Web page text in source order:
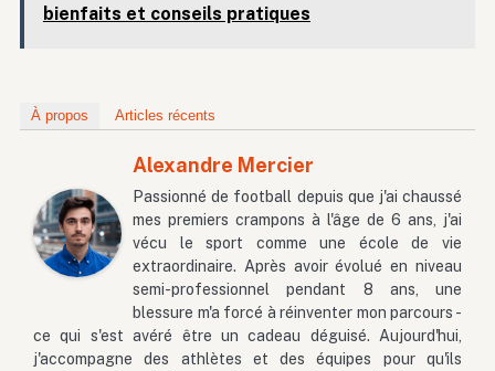
bienfaits et conseils pratiques
À propos Articles récents
Alexandre Mercier
Passionné de football depuis que j'ai chaussé
mes premiers crampons à l'âge de 6 ans, j'ai
vécu le sport comme une école de vie
extraordinaire. Après avoir évolué en niveau
semi-professionnel pendant 8 ans, une
blessure m'a forcé à réinventer mon parcours -
ce qui s'est avéré être un cadeau déguisé. Aujourd'hui,
j'accompagne des athlètes et des équipes pour qu'ils